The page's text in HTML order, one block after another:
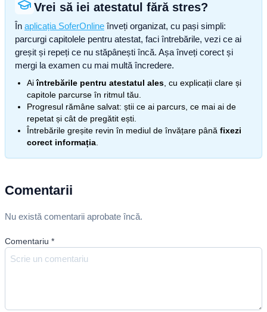
Vrei să iei atestatul fără stres?
În aplicația SoferOnline înveți organizat, cu pași simpli:
parcurgi capitolele pentru atestat, faci întrebările, vezi ce ai
greșit și repeți ce nu stăpânești încă. Așa înveți corect și
mergi la examen cu mai multă încredere.
Aiîntrebările pentru atestatul ales , cu explicații clare și
capitole parcurse în ritmul tău.
Progresul rămâne salvat: știi ce ai parcurs, ce mai ai de
repetat și cât de pregătit ești.
Întrebările greșite revin în mediul de învățare până fixezi
corect informația
Comentarii
Nu există comentarii aprobate încă.
Comentariu *